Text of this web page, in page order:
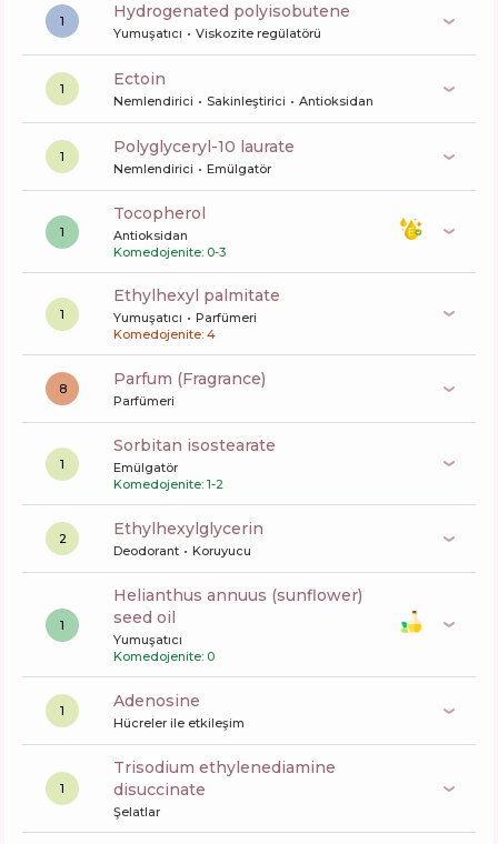
1 hydrogenated polyisobutene
Yumuşatıcı Viskozite regülatörü
1 ectoin
Nemlendirici Sakinleştirici Antioksidan
1 polyglyceryl-10 laurate
Nemlendirici Emülgatör
1
tocopherol
Antioksidan
Komedojenite: 0-3
1
ethylhexyl palmitate
Yumuşatıcı
Parfümeri
Komedojenite: 4
8 Parfum (Fragrance)
Parfümeri
1
sorbitan isostearate
Emülgatör
Komedojenite: 1-2
2 ethylhexylglycerin
Deodorant Koruyucu
1
helianthus annuus (sunflower)
seed oil
Yumuşatıcı
Komedojenite: 0
1 Adenosine
Hücreler ile etkileşim
1
trisodium ethylenediamine
disuccinate
Şelatlar